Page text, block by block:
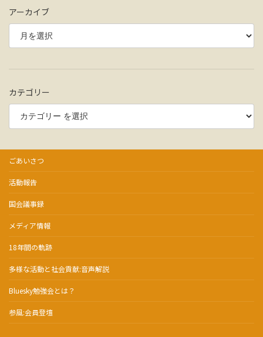
アーカイブ
カテゴリー
ごあいさつ
活動報告
国会議事録
メディア情報
18年間の軌跡
多様な活動と社会貢献:音声解説
Bluesky勉強会とは？
参風:会員登壇